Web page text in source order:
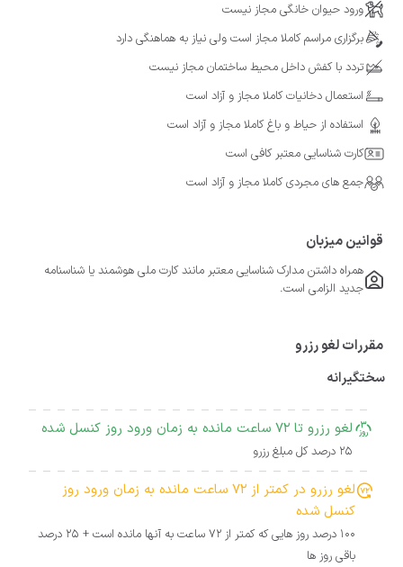
ورود حیوان خانگی مجاز نیست
برگزاری مراسم کاملا مجاز است ولی نیاز به هماهنگی دارد
تردد با کفش داخل محیط ساختمان مجاز نیست
استعمال دخانیات کاملا مجاز و آزاد است
استفاده از حیاط و باغ کاملا مجاز و آزاد است
کارت شناسایی معتبر کافی است
جمع های مجردی کاملا مجاز و آزاد است
قوانین میزبان
همراه داشتن مدارک شناسایی معتبر مانند کارت ملی هوشمند یا شناسنامه
جدید الزامی است.
مقررات لغو رزرو
سختگیرانه
لغو رزرو تا 72 ساعت مانده به زمان ورود روز کنسل شده
25 درصد کل مبلغ رزرو
لغو رزرو در کمتر از 72 ساعت مانده به زمان ورود روز
کنسل شده
100 درصد روز هایی که کمتر از 72 ساعت به آنها مانده است + 25 درصد
باقی روز ها